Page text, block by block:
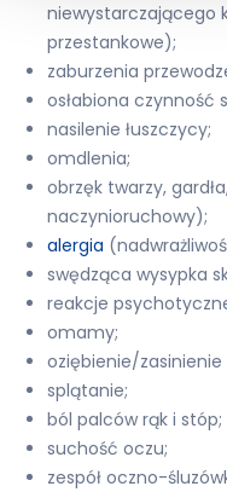
niewystarczającego
przestankowe);
zaburzenia
osłabiona czynność
nasilenie łuszczycy;
omdlenia;
obrzęk twarzy,
naczynioruchowy);
alergia
swędząca wysypka
reakcje
omamy;
oziębienie/
splątanie;
ból palców rąk i stóp;
suchość oczu;
zespół oczno-